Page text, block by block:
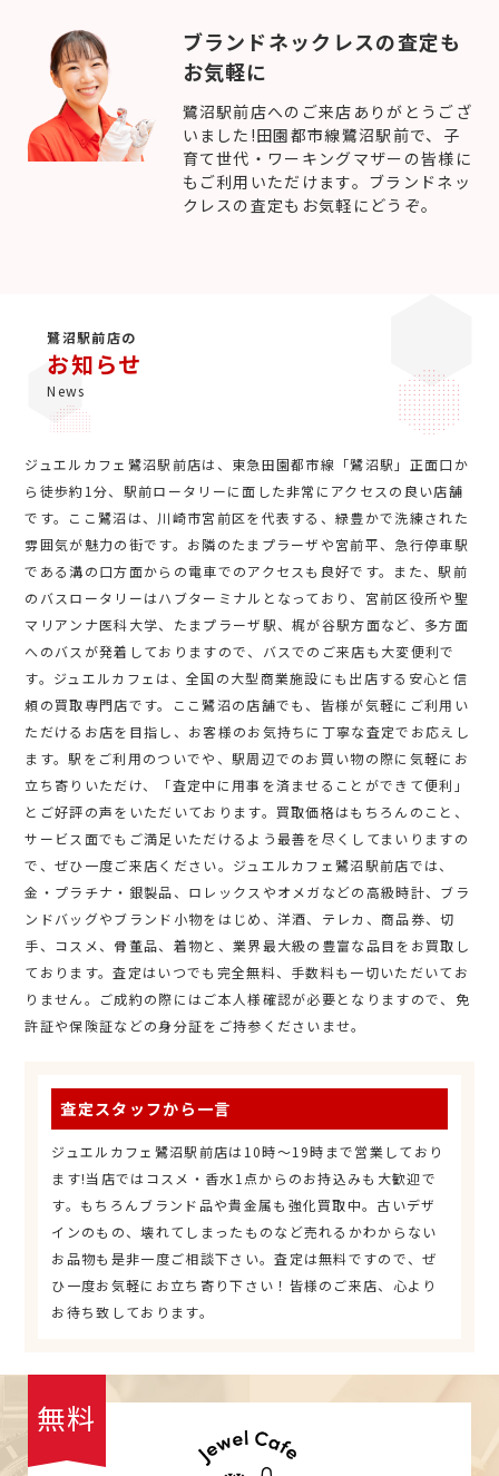
ブランドネックレスの査定も
お気軽に
鷺沼駅前店へのご来店ありがとうござ
いました!田園都市線鷺沼駅前で、子
育て世代・ワーキングマザーの皆様に
もご利用いただけます。ブランドネッ
クレスの査定もお気軽にどうぞ。
鷺沼駅前店の
お知らせ
News
ジュエルカフェ鷺沼駅前店は、東急田園都市線「鷺沼駅」正面口か
ら徒歩約1分、駅前ロータリーに面した非常にアクセスの良い店舗
です。ここ鷺沼は、川崎市宮前区を代表する、緑豊かで洗練された
雰囲気が魅力の街です。お隣のたまプラーザや宮前平、急行停車駅
である溝の口方面からの電車でのアクセスも良好です。また、駅前
のバスロータリーはハブターミナルとなっており、宮前区役所や聖
マリアンナ医科大学、たまプラーザ駅、梶が谷駅方面など、多方面
へのバスが発着しておりますので、バスでのご来店も大変便利で
す。ジュエルカフェは、全国の大型商業施設にも出店する安心と信
頼の買取専門店です。ここ鷺沼の店舗でも、皆様が気軽にご利用い
ただけるお店を目指し、お客様のお気持ちに丁寧な査定でお応えし
ます。駅をご利用のついでや、駅周辺でのお買い物の際に気軽にお
立ち寄りいただけ、「査定中に用事を済ませることができて便利」
とご好評の声をいただいております。買取価格はもちろんのこと、
サービス面でもご満足いただけるよう最善を尽くしてまいりますの
で、ぜひ一度ご来店ください。ジュエルカフェ鷺沼駅前店では、
金・プラチナ・銀製品、ロレックスやオメガなどの高級時計、ブラ
ンドバッグやブランド小物をはじめ、洋酒、テレカ、商品券、切
手、コスメ、骨董品、着物と、業界最大級の豊富な品目をお買取し
ております。査定はいつでも完全無料、手数料も一切いただいてお
りません。ご成約の際にはご本人様確認が必要となりますので、免
許証や保険証などの身分証をご持参くださいませ。
査定スタッフから一言
ジュエルカフェ鷺沼駅前店は10時～19時まで営業しており
ます!当店ではコスメ・香水1点からのお持込みも大歓迎で
す。もちろんブランド品や貴金属も強化買取中。古いデザ
インのもの、壊れてしまったものなど売れるかわからない
お品物も是非一度ご相談下さい。査定は無料ですので、ぜ
ひ一度お気軽にお立ち寄り下さい！皆様のご来店、心より
お待ち致しております。
無料